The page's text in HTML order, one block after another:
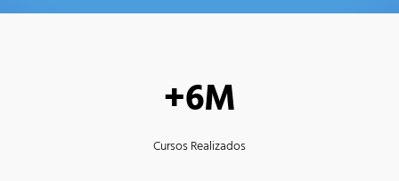
+6M
Cursos Realizados